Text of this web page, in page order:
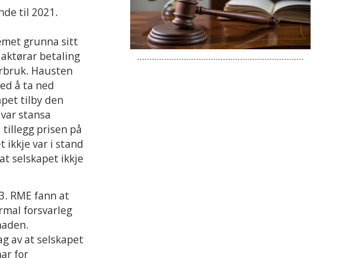
til 2021.
grunna sitt
betaling
Hausten
å ta ned
tilby den
stansa
tillegg prisen på
ikkje var i stand
selskapet ikkje
RME fann at
forsvarleg
av at selskapet
for